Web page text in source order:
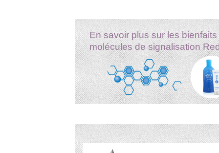
En savoir plus sur les
molécules de signalisation